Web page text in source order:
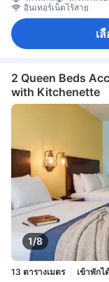
อินเทอร์เน็ตไร้สาย
เ
2 Queen Beds
with Kitchenette
1/8
13 ตารางเมตร เข้าพัก